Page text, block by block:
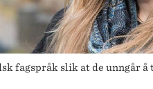
fagspråk slik at de unngår å